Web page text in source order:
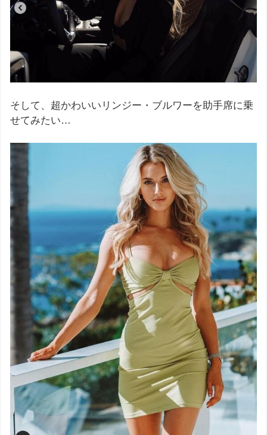
そして、超かわいいリンジー・ブルワーを助手席に乗
せてみたい…